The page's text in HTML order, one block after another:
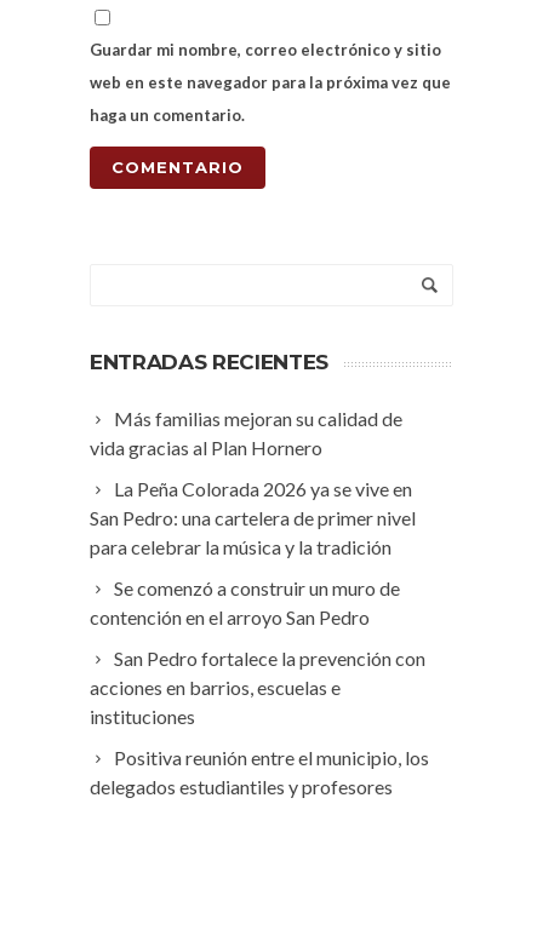
Guardar mi nombre, correo electrónico y sitio
web en este navegador para la próxima vez que
haga un comentario.
ENTRADAS RECIENTES
Más familias mejoran su calidad de
vida gracias al Plan Hornero
La Peña Colorada 2026 ya se vive en
San Pedro: una cartelera de primer nivel
para celebrar la música y la tradición
Se comenzó a construir un muro de
contención en el arroyo San Pedro
San Pedro fortalece la prevención con
acciones en barrios, escuelas e
instituciones
Positiva reunión entre el municipio, los
delegados estudiantiles y profesores